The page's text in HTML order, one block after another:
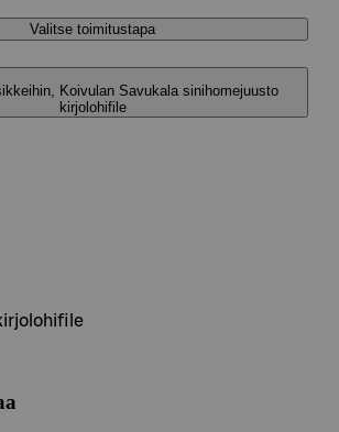
Valitse toimitustapa
Koivulan Savukala sinihomejuusto
kirjolohifile